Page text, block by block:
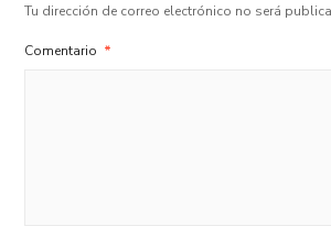
Tu dirección de correo electrónico no será
Comentario *